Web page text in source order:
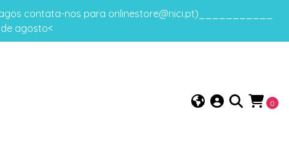
contata-nos para onlinestore@nici.pt)___________
agosto<
0